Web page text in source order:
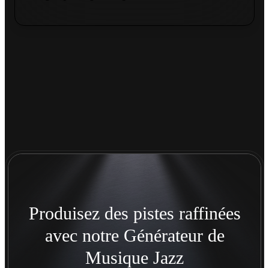
Produisez des pistes raffinées
avec notre Générateur de
Musique Jazz